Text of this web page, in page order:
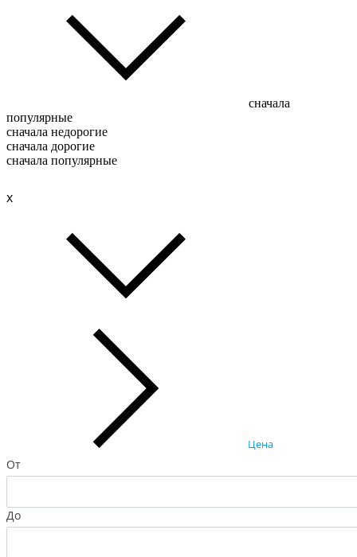
сначала
популярные
сначала недорогие
сначала дорогие
сначала популярные
x
Цена
От
До